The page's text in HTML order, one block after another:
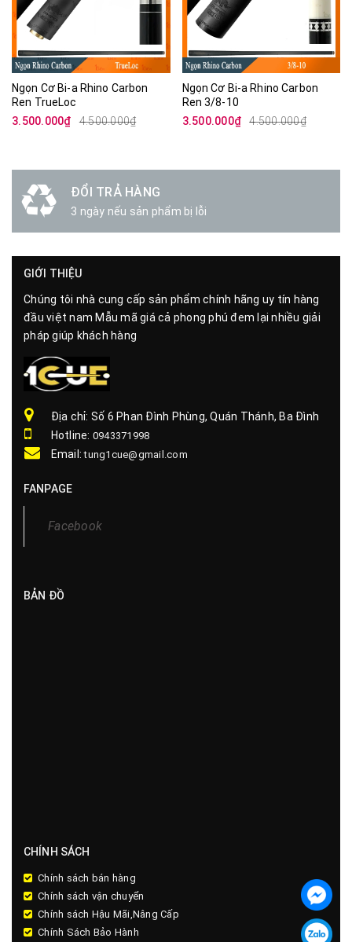
Ngọn Cơ Bi-a Rhino Carbon
Ren TrueLoc
3.500.000₫
4.500.000₫
Ngọn Cơ Bi-a Rhino Carbon
Ren 3/8-10
3.500.000₫
4.500.000₫
ĐỔI TRẢ HÀNG
3 ngày nếu sản phẩm bị lỗi
GIỚI THIỆU
Chúng tôi nhà cung cấp sản phẩm chính hãng uy tín hàng
đầu việt nam Mẫu mã giá cả phong phú đem lại nhiều giải
pháp giúp khách hàng
Địa chỉ: Số 6 Phan Đình Phùng, Quán Thánh, Ba Đình
Hotline: 0943371998
Email:tung1cue@gmail.com
FANPAGE
Facebook
BẢN ĐỒ
CHÍNH SÁCH
Chính sách bán hàng
Chính sách vận chuyển
Chính sách Hậu Mãi,Nâng Cấp
Chính Sách Bảo Hành